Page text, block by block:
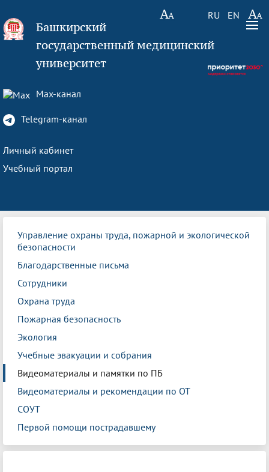
RU EN
Башкирский
государственный медицинский
университет
Max-канал
Telegram-канал
Личный кабинет
Учебный портал
Управление охраны труда, пожарной и экологической
безопасности
Благодарственные письма
Сотрудники
Охрана труда
Пожарная безопасность
Экология
Учебные эвакуации и собрания
Видеоматериалы и памятки по ПБ
Видеоматериалы и рекомендации по ОТ
СОУТ
Первой помощи пострадавшему